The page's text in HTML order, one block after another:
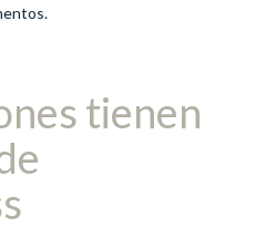
tienen